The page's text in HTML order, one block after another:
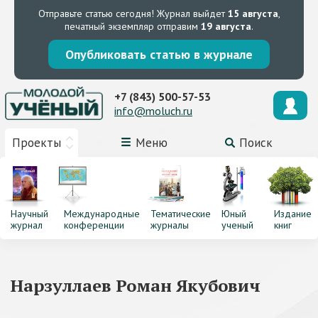
Отправьте статью сегодня! Журнал выйдет15 августа,
печатный экземпляр отправим 19 августа.
Опубликовать статью в журнале
Проекты Меню Поиск
+7 (843) 500-57-53
info@moluch.ru
Научный
журнал
Международные
конференции
Тематические
журналы
Юный
ученый
Издание
книг
Нарзуллаев Роман Якубович